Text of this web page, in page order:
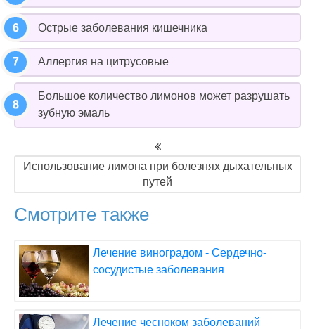
Острые заболевания кишечника
Аллергия на цитрусовые
Большое количество лимонов может разрушать
зубную эмаль
Использование лимона при болезнях дыхательных
путей
Смотрите также
Лечение виноградом - Сердечно-
сосудистые заболевания
Лечение чесноком заболеваний